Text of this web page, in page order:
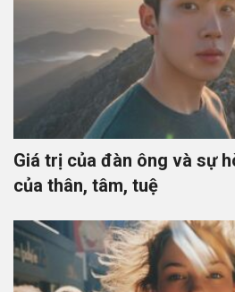
Giá trị của đàn ông và sự
của thân, tâm, tuệ